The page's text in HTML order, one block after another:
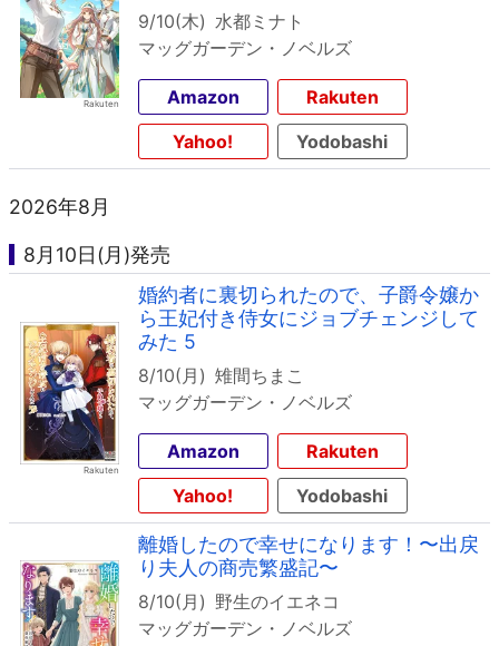
9/10(木) 水都ミナト
マッグガーデン・ノベルズ
Amazon
Rakuten
Yahoo!
Yodobashi
2026年8月
8月10日(月)発売
婚約者に裏切られたので、子爵令嬢か
ら王妃付き侍女にジョブチェンジして
みた 5
8/10(月) 雉間ちまこ
マッグガーデン・ノベルズ
Amazon
Rakuten
Yahoo!
Yodobashi
離婚したので幸せになります！〜出戻
り夫人の商売繁盛記〜
8/10(月) 野生のイエネコ
マッグガーデン・ノベルズ